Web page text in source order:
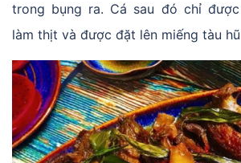
trong bụng ra. Cá sau đó chỉ
làm thịt và được đặt lên miếng tàu